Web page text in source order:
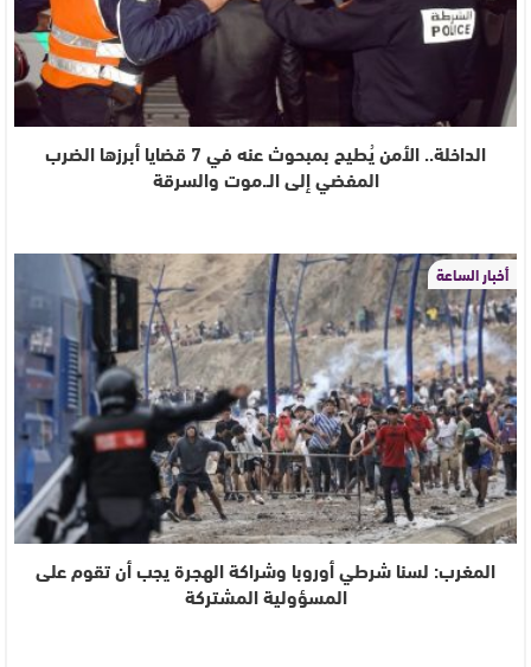
الداخلة.. الأمن يُطيح بمبحوث عنه في 7 قضايا أبرزها الضرب
المفضي إلى الـ.موت والسرقة
أخبار الساعة
المغرب: لسنا شرطي أوروبا وشراكة الهجرة يجب أن تقوم على
المسؤولية المشتركة